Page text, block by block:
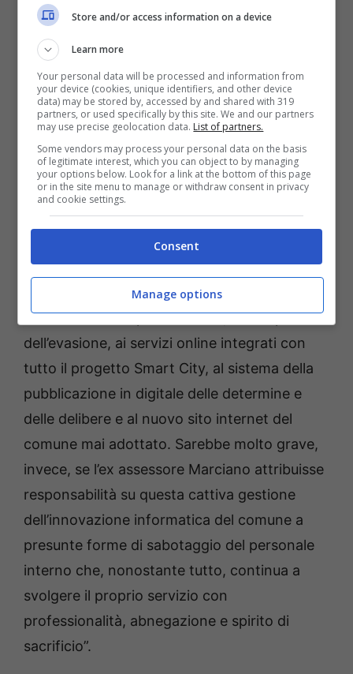
I “Centristi per Formia” e “Generazione
Formia”, attraverso il consigliere comunale
uscente e candidato alle prossime elezioni
regionali Antonio Di Rocco, chiedono di
conoscere concretamente come sono stati
spesi, nel corso di questi cinque anni, il
milione e 100mila euro del “Plus Appia del
mare” per l’efficientamento informatico del
palazzo comunale e dello stesso territorio
comunale: “Adesso lo diciamo noi addio alla
revisione della toponomastica, al recupero
dell’evasione, ai servizi online integrati con
tutto il progetto Smart City, al sistema della
pubblicazione in digitale delle determine e
delle delibere e al nuovo sito internet del
comune mai adottato. Sarebbe molto grave,
invece, se l’ex assessore Marciano attribuisse
responsabilità su questa cattiva gestione
dell’innovazione informatica del comune a
presunte forme di sabotaggio del personale
interno che, nonostante tutto, continua a
svolgere il proprio servizio con
professionalità, abnegazione e spirito di
sacrificio”.
Store and/or access information on a device
Learn more
Your personal data will be processed and information from
your device (cookies, unique identifiers, and other device
data) may be stored by, accessed by and shared with 319
partners, or used specifically by this site. We and our partners
may use precise geolocation data. List of partners.
Some vendors may process your personal data on the basis
of legitimate interest, which you can object to by managing
your options below. Look for a link at the bottom of this page
or in the site menu to manage or withdraw consent in privacy
and cookie settings.
Consent
Manage options